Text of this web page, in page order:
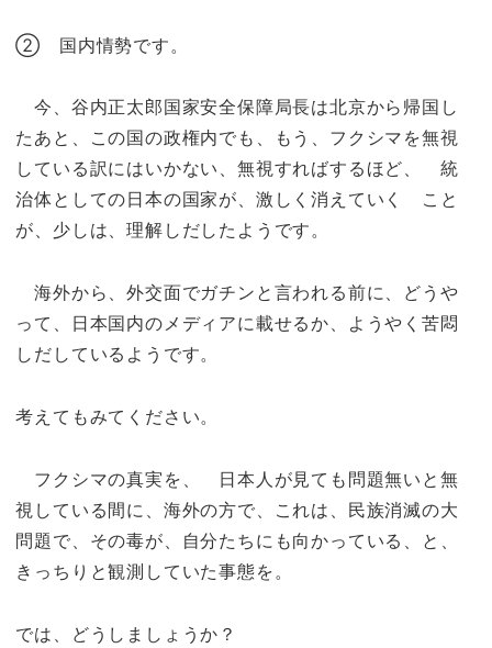
② 国内情勢です。
今、谷内正太郎国家安全保障局長は北京から帰国し
たあと、この国の政権内でも、もう、フクシマを無視
している訳にはいかない、無視すればするほど、 統
治体としての日本の国家が、激しく消えていく こと
が、少しは、理解しだしたようです。
海外から、外交面でガチンと言われる前に、どうや
って、日本国内のメディアに載せるか、ようやく苦悶
しだしているようです。
考えてもみてください。
フクシマの真実を、 日本人が見ても問題無いと無
視している間に、海外の方で、これは、民族消滅の大
問題で、その毒が、自分たちにも向かっている、と、
きっちりと観測していた事態を。
では、どうしましょうか？